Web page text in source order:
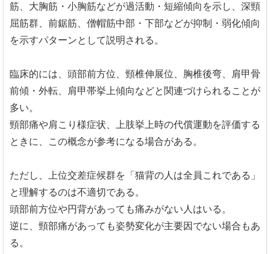
筋、大胸筋・小胸筋などが過活動・短縮傾向を示し、深頸
屈筋群、前鋸筋、僧帽筋中部・下部などが抑制・弱化傾向
を示すパターンとして説明される。
臨床的には、頭部前方位、頸椎伸展位、胸椎後弯、肩甲骨
前傾・外転、肩甲帯挙上傾向などと関連づけられることが
多い。
頸部痛や肩こり様症状、上肢挙上時の代償運動を評価する
ときに、この概念が参考になる場合がある。
ただし、上位交差症候群を「猫背の人は全員これである」
と理解するのは不適切である。
頭部前方位や円背があっても痛みがない人はいる。
逆に、頸部痛があっても姿勢変化が主要因でない場合もあ
る。